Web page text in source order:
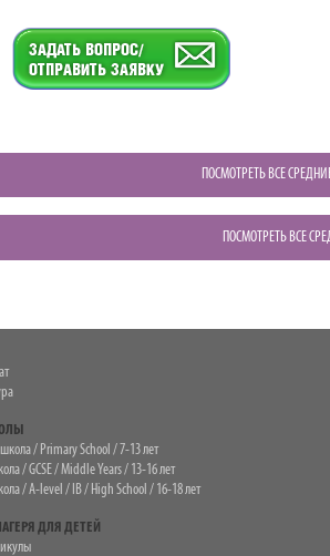
ПОСМОТРЕТЬ ВСЕ
ПОСМОТРЕТЬ ВСЕ
/ Primary School / 7-13 лет
/ GCSE / Middle Years / 13-16 лет
/ A-level / IB / High School / 16-18 лет
ДЛЯ ДЕТЕЙ